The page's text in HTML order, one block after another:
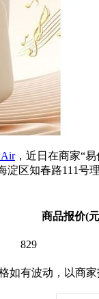
Air，近日在商家“
区知春路111号
商品报价(
829
如有波动，以商家